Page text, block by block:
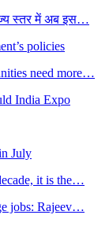
स्तर में अब इस…
policies
need more…
India Expo
July
it is the…
jobs: Rajeev…